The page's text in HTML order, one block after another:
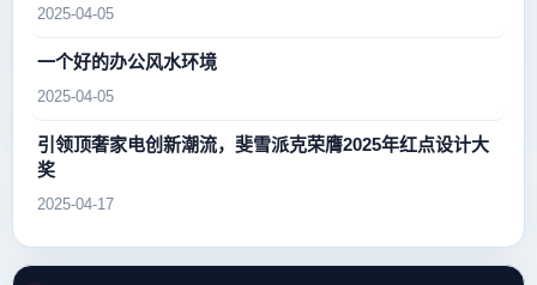
2025-04-05
一个好的办公风水环境
2025-04-05
引领顶奢家电创新潮流，斐雪派克荣膺2025年红点设计大
奖
2025-04-17